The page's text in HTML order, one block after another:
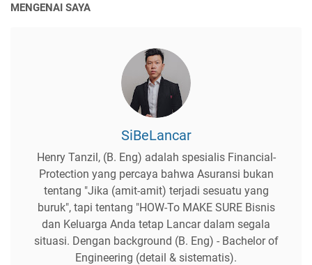
MENGENAI SAYA
SiBeLancar
Henry Tanzil, (B. Eng) adalah spesialis Financial-
Protection yang percaya bahwa Asuransi bukan
tentang "Jika (amit-amit) terjadi sesuatu yang
buruk", tapi tentang "HOW-To MAKE SURE Bisnis
dan Keluarga Anda tetap Lancar dalam segala
situasi. Dengan background (B. Eng) - Bachelor of
Engineering (detail & sistematis).